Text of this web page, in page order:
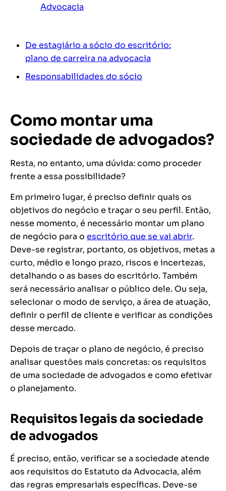
Advocacia
De estagiário a sócio do escritório:
plano de carreira na advocacia
Responsabilidades do sócio
Como montar uma
sociedade de advogados?
Resta, no entanto, uma dúvida: como proceder
frente a essa possibilidade?
Em primeiro lugar, é preciso definir quais os
objetivos do negócio e traçar o seu perfil. Então,
nesse momento, é necessário montar um plano
de negócio para o escritório que se vai abrir.
Deve-se registrar, portanto, os objetivos, metas a
curto, médio e longo prazo, riscos e incertezas,
detalhando o as bases do escritório. Também
será necessário analisar o público dele. Ou seja,
selecionar o modo de serviço, a área de atuação,
definir o perfil de cliente e verificar as condições
desse mercado.
Depois de traçar o plano de negócio, é preciso
analisar questões mais concretas: os requisitos
de uma sociedade de advogados e como efetivar
o planejamento.
Requisitos legais da sociedade
de advogados
É preciso, então, verificar se a sociedade atende
aos requisitos do Estatuto da Advocacia, além
das regras empresariais específicas. Deve-se